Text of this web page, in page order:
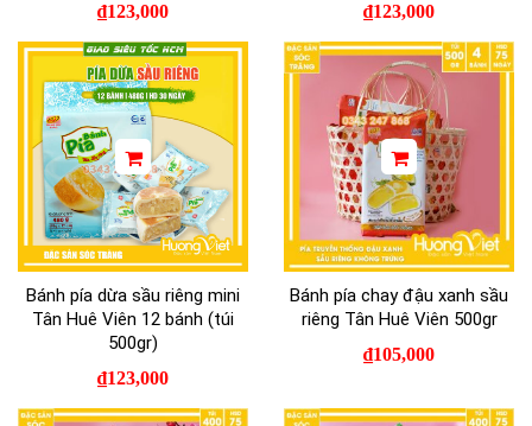
₫123,000 ₫123,000
Bánh pía dừa sầu riêng mini
Tân Huê Viên 12 bánh (túi
500gr)
₫123,000
Bánh pía chay đậu xanh sầu
riêng Tân Huê Viên 500gr
₫105,000